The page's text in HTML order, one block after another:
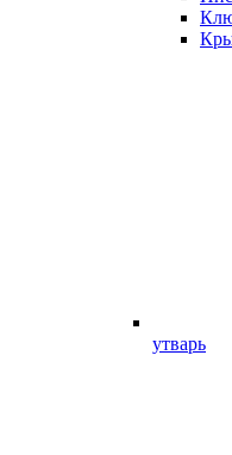
утварь